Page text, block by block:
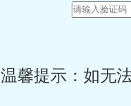
温馨提示：如无